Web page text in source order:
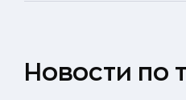
Новости по